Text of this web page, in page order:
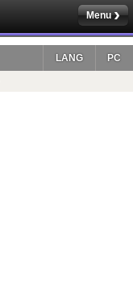
Menu
PC
LANG